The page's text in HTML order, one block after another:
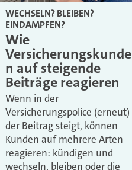
WECHSELN? BLEIBEN?
EINDAMPFEN?
Wie
Versicherungskunde
n auf steigende
Beiträge reagieren
Wenn in der
Versicherungspolice (erneut)
der Beitrag steigt, können
Kunden auf mehrere Arten
reagieren: kündigen und
wechseln, bleiben oder die